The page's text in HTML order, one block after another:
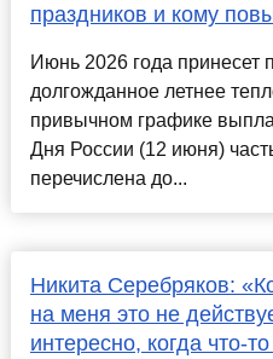
праздников и кому
Июнь 2026 года принесет
долгожданное летнее
привычном графике
Дня России (12 июня)
перечислена до...
Никита Серебряков:
на меня это не
интересно, когда что-